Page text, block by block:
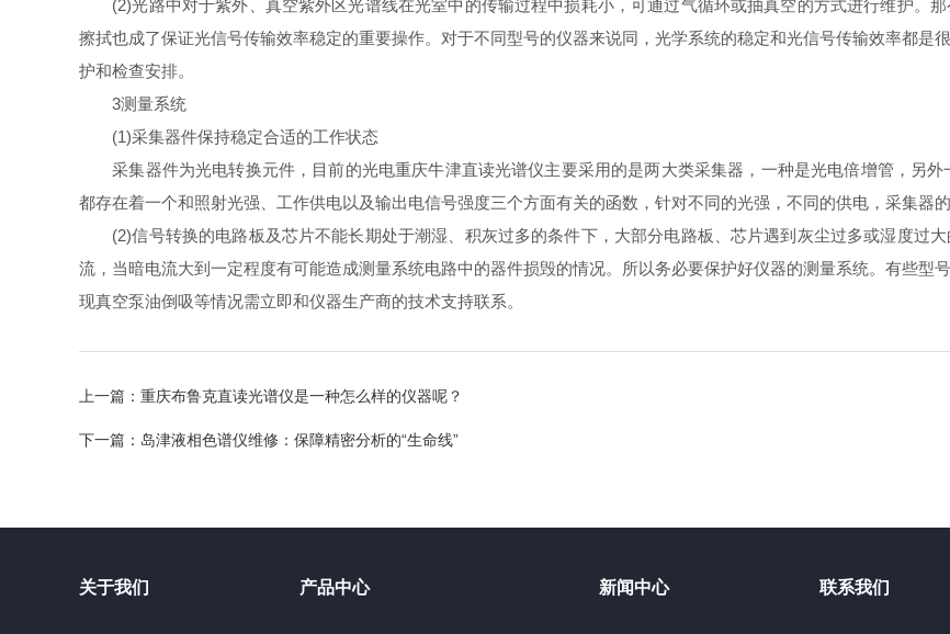
(2)光路中对于紫外、真空紫外区光谱线在光室中的传输过程中损耗小，可通过气循环或抽真空的方式进行维护。
擦拭也成了保证光信号传输效率稳定的重要操作。对于不同型号的仪器来说同，光学系统的稳定和光信号传输效率都是
护和检查安排。
3测量系统
(1)采集器件保持稳定合适的工作状态
采集器件为光电转换元件，目前的光电重庆牛津直读光谱仪主要采用的是两大类采集器，一种是光电倍增管，另外
都存在着一个和照射光强、工作供电以及输出电信号强度三个方面有关的函数，针对不同的光强，不同的供电，采集器
(2)信号转换的电路板及芯片不能长期处于潮湿、积灰过多的条件下，大部分电路板、芯片遇到灰尘过多或湿度过
流，当暗电流大到一定程度有可能造成测量系统电路中的器件损毁的情况。所以务必要保护好仪器的测量系统。有些型
现真空泵油倒吸等情况需立即和仪器生产商的技术支持联系。
上一篇： 重庆布鲁克直读光谱仪是一种怎么样的仪器呢？
下一篇： 岛津液相色谱仪维修：保障精密分析的“生命线”
关于我们 产品中心 新闻中心 联系我们